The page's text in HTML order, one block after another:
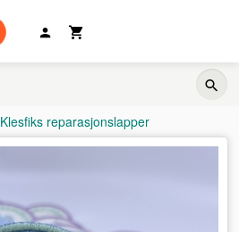
Klesfiks reparasjonslapper